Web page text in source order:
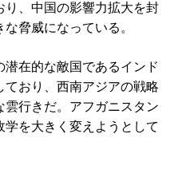
り、中国の影響力拡大を封
脅威になっている。
在的な敵国であるインド
ており、西南アジアの戦略
行きだ。アフガニスタン
を大きく変えようとして